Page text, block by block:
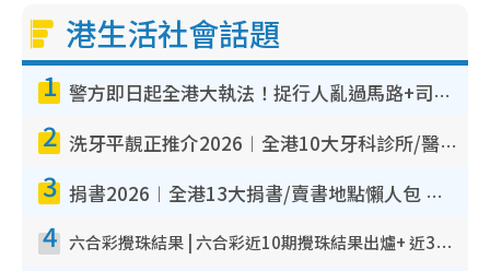
e
港生活社會話題
1 警方即日起全港大執法！捉行人亂過馬路+司機不專注駕駛！亂過馬路罰$2000
2 洗牙平靚正推介2026︱全港10大牙科診所/醫院懶人包 夜診至8點/鎮靜潔牙/醫療券適用
3 捐書2026︱全港13大捐書/賣書地點懶人包 二手課本最高$150＋舊書換免費咖啡/戲票
4 六合彩攪珠結果 | 六合彩近10期攪珠結果出爐+ 近30期最旺熱門中獎號碼